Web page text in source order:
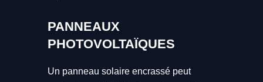
PANNEAUX
PHOTOVOLTAÏQUES
Un panneau solaire encrassé peut